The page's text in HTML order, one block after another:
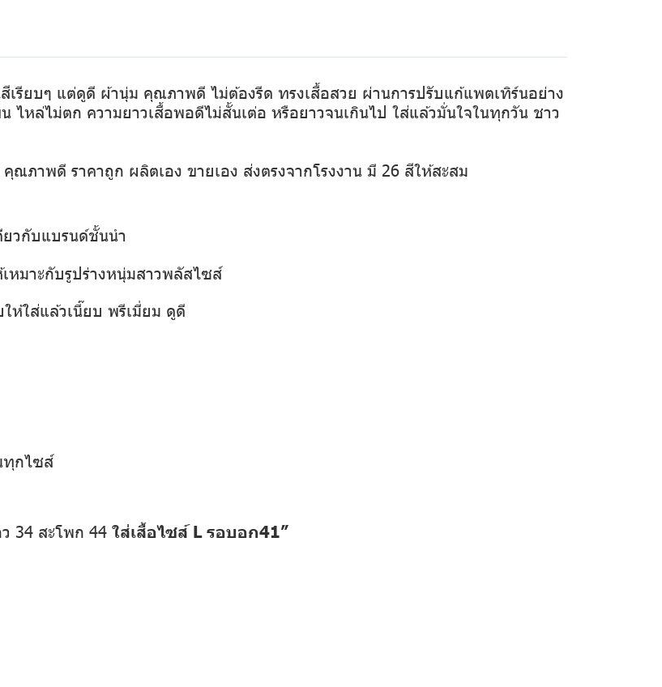
เรียบๆ แต่ดูดี ผ้านุ่ม คุณภาพดี ไม่ต้องรีด ทรงเสื้อสวย ผ่านการปรับแก้แพตเทิร์นอย่าง
ไหล่ไม่ตก ความยาวเสื้อพอดีไม่สั้นเต่อ หรือยาวจนเกินไป ใส่แล้วมั่นใจในทุกวัน ชาว
ภาพดี ราคาถูก ผลิตเอง ขายเอง ส่งตรงจากโรงงาน มี 26 สีให้สะสม
วกับแบรนด์ชั้นนำ
หมาะกับรูปร่างหนุ่มสาวพลัสไซส์
ห้ใส่แล้วเนี๊ยบ พรีเมี่ยม ดูดี
ทุกไซส์
34 สะโพก 44 ใส่เสื้อไซส์ L รอบอก41”